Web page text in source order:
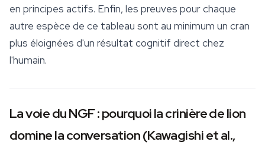
en principes actifs. Enfin, les preuves pour chaque
autre espèce de ce tableau sont au minimum un cran
plus éloignées d'un résultat cognitif direct chez
l'humain.
La voie du NGF : pourquoi la crinière de lion
domine la conversation (Kawagishi et al.,